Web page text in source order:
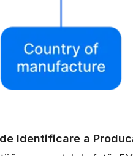
Identificare a